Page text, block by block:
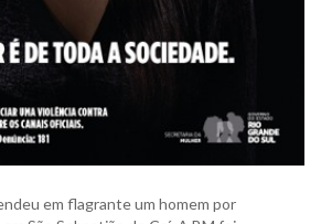
em flagrante um homem por